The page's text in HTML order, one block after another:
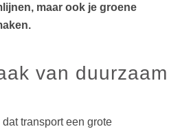
maar ook je groene
van duurzaam
transport een grote